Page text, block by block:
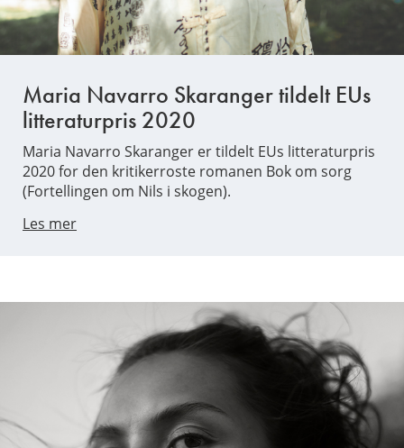
Maria Navarro Skaranger tildelt EUs
litteraturpris 2020
Maria Navarro Skaranger er tildelt EUs litteraturpris
2020 for den kritikerroste romanen Bok om sorg
(Fortellingen om Nils i skogen).
Les mer